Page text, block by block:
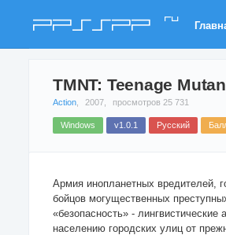
PPSSPP ru
TMNT: Teenage
Action 2007, просмотров 25 731
Windows v1.0.1 Русский
Армия инопланетных вредителей,
бойцов могущественных
«безопасность» -
населению городских улиц от